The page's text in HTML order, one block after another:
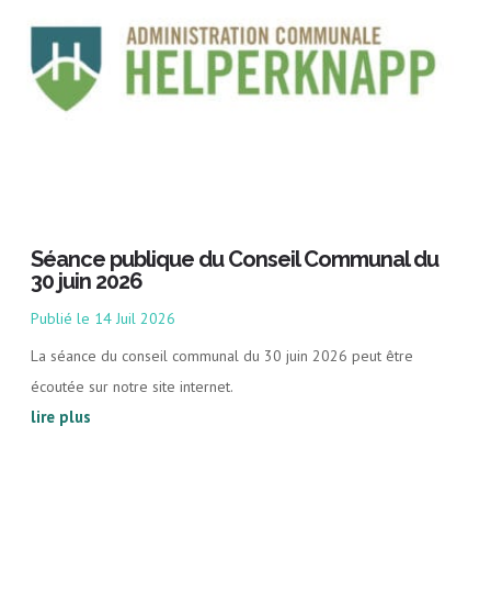
Séance publique du Conseil Communal du
30 juin 2026
14 Juil 2026
La séance du conseil communal du 30 juin 2026 peut être
écoutée sur notre site internet.
lire plus